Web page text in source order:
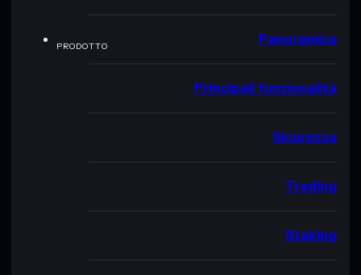
PRODOTTO Panoramica
Principali funzionalità
Sicurezza
Trading
Staking